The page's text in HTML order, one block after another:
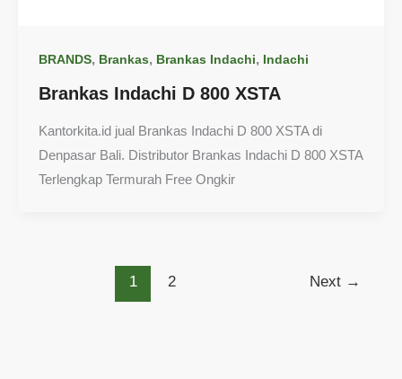
BRANDS, Brankas, Brankas Indachi, Indachi
Brankas Indachi D 800 XSTA
Kantorkita.id jual Brankas Indachi D 800 XSTA di
Denpasar Bali. Distributor Brankas Indachi D 800 XSTA
Terlengkap Termurah Free Ongkir
1 2 Next →